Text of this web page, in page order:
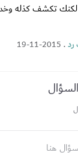
تكشف كذله
.
19-11-2015
هنا